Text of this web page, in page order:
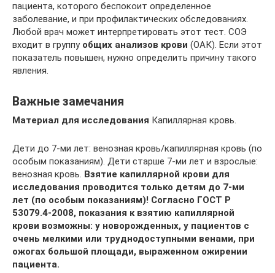
пациента, которого беспокоит определенное
заболевание, и при профилактических обследованиях.
Любой врач может интерпретировать этот тест. СОЭ
входит в группу общих анализов крови (ОАК). Если этот
показатель повышен, нужно определить причину такого
явления.
Важные замечания
Материал для исследования Капиллярная кровь.
Дети до 7-ми лет: венозная кровь/капиллярная кровь (по
особым показаниям). Дети старше 7-ми лет и взрослые:
венозная кровь. Взятие капиллярной крови для
исследования проводится только детям до 7-ми
лет (по особым показаниям)! Согласно ГОСТ Р
53079.4-2008, показания к взятию капиллярной
крови возможны: у новорожденных, у пациентов с
очень мелкими или труднодоступными венами, при
ожогах большой площади, выраженном ожирении
пациента.